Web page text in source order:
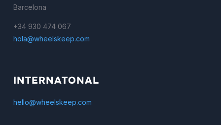
Barcelona
+34 930 474 067
hola@wheelskeep.com
INTERNATONAL
hello@wheelskeep.com